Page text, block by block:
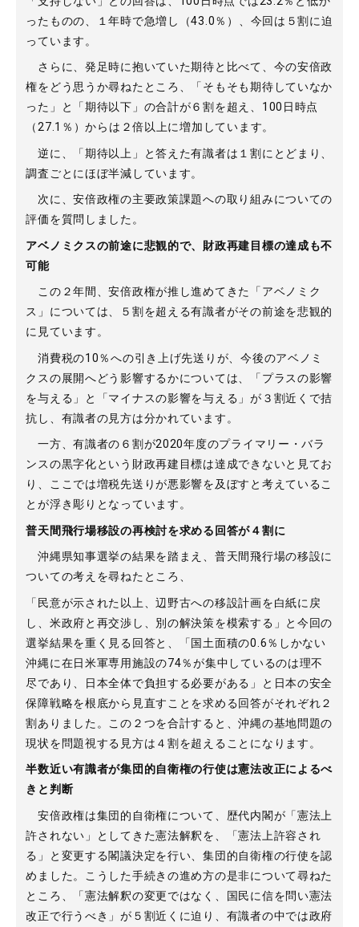
ったものの、１年時で急増し（43.0％）、今回は５割に迫
っています。
さらに、発足時に抱いていた期待と比べて、今の安倍政
権をどう思うか尋ねたところ、「そもそも期待していなか
った」と「期待以下」の合計が６割を超え、100日時点
（27.1％）からは２倍以上に増加しています。
逆に、「期待以上」と答えた有識者は１割にとどまり、
調査ごとにほぼ半減しています。
次に、安倍政権の主要政策課題への取り組みについての
評価を質問しました。
アベノミクスの前途に悲観的で、財政再建目標の達成も不
可能
この２年間、安倍政権が推し進めてきた「アベノミク
ス」については、５割を超える有識者がその前途を悲観的
に見ています。
消費税の10％への引き上げ先送りが、今後のアベノミ
クスの展開へどう影響するかについては、「プラスの影響
を与える」と「マイナスの影響を与える」が３割近くで拮
抗し、有識者の見方は分かれています。
一方、有識者の６割が2020年度のプライマリー・バラ
ンスの黒字化という財政再建目標は達成できないと見てお
り、ここでは増税先送りが悪影響を及ぼすと考えているこ
とが浮き彫りとなっています。
普天間飛行場移設の再検討を求める回答が４割に
沖縄県知事選挙の結果を踏まえ、普天間飛行場の移設に
ついての考えを尋ねたところ、
「民意が示された以上、辺野古への移設計画を白紙に戻
し、米政府と再交渉し、別の解決策を模索する」と今回の
選挙結果を重く見る回答と、「国土面積の0.6％しかない
沖縄に在日米軍専用施設の74％が集中しているのは理不
尽であり、日本全体で負担する必要がある」と日本の安全
保障戦略を根底から見直すことを求める回答がそれぞれ２
割ありました。この２つを合計すると、沖縄の基地問題の
現状を問題視する見方は４割を超えることになります。
半数近い有識者が集団的自衛権の行使は憲法改正によるべ
きと判断
安倍政権は集団的自衛権について、歴代内閣が「憲法上
許されない」としてきた憲法解釈を、「憲法上許容され
る」と変更する閣議決定を行い、集団的自衛権の行使を認
めました。こうした手続きの進め方の是非について尋ねた
ところ、「憲法解釈の変更ではなく、国民に信を問い憲法
改正で行うべき」が５割近くに迫り、有識者の中では政府